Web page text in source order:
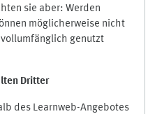
sie aber: Werden
möglicherweise nicht
genutzt
Dritter
des Learnweb-Angebotes